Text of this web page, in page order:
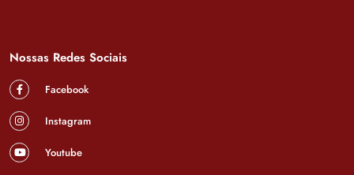
Nossas Redes Sociais
Facebook
Instagram
Youtube